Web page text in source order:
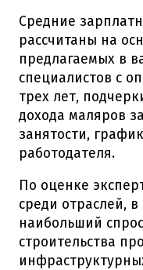
Средние
рассчитаны на
предлагаемых в
специалистов с
трех лет,
дохода маляров
занятости,
работодателя.
По оценке
среди отраслей,
наибольший
строительства